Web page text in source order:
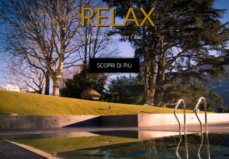
RELAX
Centro benessere l'Eve
SCOPRI DI PIÙ